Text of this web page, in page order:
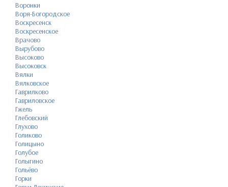
Воронки
Воря-Богородское
Воскресенск
Воскресенское
Врачово
Вырубово
Высоково
Высоковск
Вялки
Вялковское
Гаврилково
Гавриловское
Гжель
Глебовский
Глухово
Голиково
Голицыно
Голубое
Голыгино
Гольёво
Горки